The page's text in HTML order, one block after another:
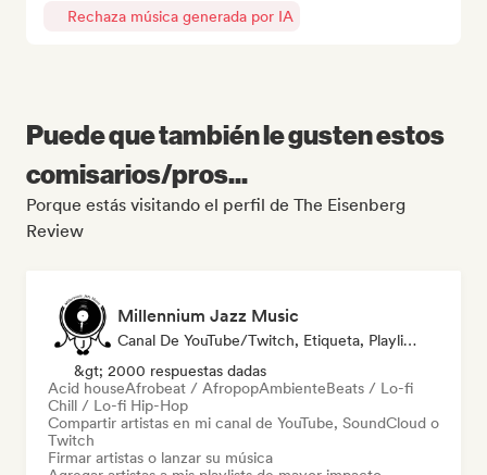
Rechaza música generada por IA
Puede que también le gusten estos
comisarios/pros...
Porque estás visitando el perfil de The Eisenberg
Review
Millennium Jazz Music
Canal De YouTube/Twitch, Etiqueta, Playlist Curator
&gt; 2000 respuestas dadas
Acid houseAfrobeat / AfropopAmbienteBeats / Lo-fi
Chill / Lo-fi Hip-Hop
Compartir artistas en mi canal de YouTube, SoundCloud o
Twitch
Firmar artistas o lanzar su música